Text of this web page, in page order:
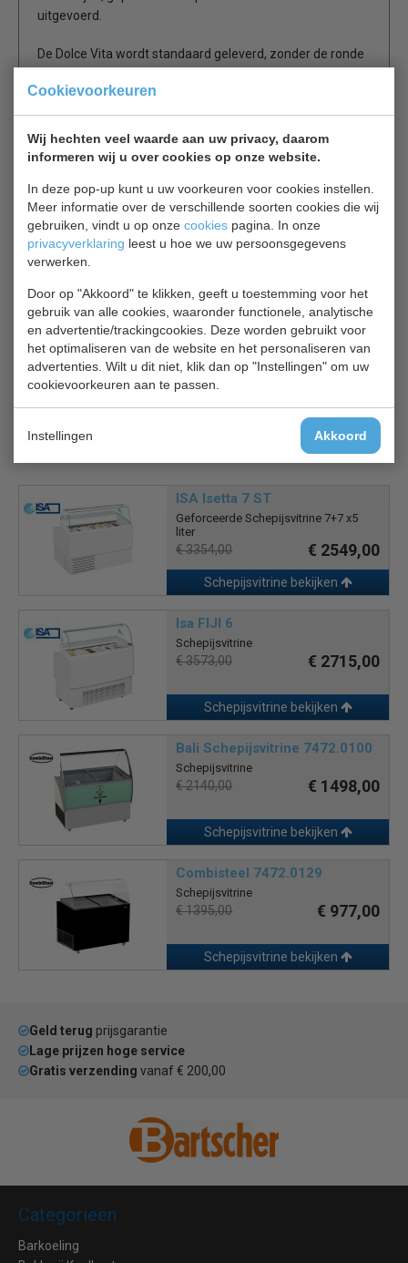
Cookievoorkeuren
Wij hechten veel waarde aan uw privacy, daarom
informeren wij u over cookies op onze website.
In deze pop-up kunt u uw voorkeuren voor cookies instellen.
Meer informatie over de verschillende soorten cookies die wij
gebruiken, vindt u op onze cookies pagina. In onze
privacyverklaring leest u hoe we uw persoonsgegevens
verwerken.
Door op "Akkoord" te klikken, geeft u toestemming voor het
gebruik van alle cookies, waaronder functionele, analytische
en advertentie/trackingcookies. Deze worden gebruikt voor
het optimaliseren van de website en het personaliseren van
advertenties. Wilt u dit niet, klik dan op "Instellingen" om uw
cookievoorkeuren aan te passen.
Instellingen Akkoord
uitgevoerd.
De Dolce Vita wordt standaard geleverd, zonder de ronde
zonder de smakenhouder aan de voorzijde.
De vitrine wordt geleverd met 4 zwenkwielen.
Optie: RVS schepijbak, plexiglas opbouw en smaakhouder,
Ter informatie:
De consumptie temperatuur van het schepijs ligt vele
malen lager dan de bewaar temperatuur van het schepijs,
ijs-opbergkoeling bewaard moet worden op een
temperatuur van minimaal -21 ºC
Let op! foto wijkt af dit model heeft 8 bakken.
1 jaar garantie.
ISA Isetta 7 ST
Geforceerde Schepijsvitrine 7+7 x5
liter
€ 3354,00 € 2549,00
Schepijsvitrine bekijken
Isa FIJI 6
Schepijsvitrine
€ 3573,00 € 2715,00
Schepijsvitrine bekijken
Bali Schepijsvitrine 7472.0100
Schepijsvitrine
€ 2140,00 € 1498,00
Schepijsvitrine bekijken
Combisteel 7472.0129
Schepijsvitrine
€ 1395,00 € 977,00
Schepijsvitrine bekijken
Geld terug prijsgarantie
Lage prijzen hoge service
Gratis verzending vanaf € 200,00
Categorieën
Barkoeling